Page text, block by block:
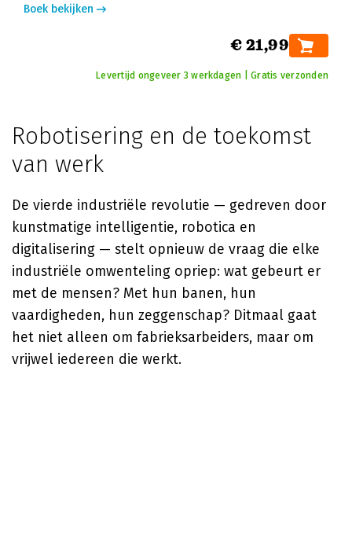
Boek bekijken
€ 21,99
Levertijd ongeveer 3 werkdagen | Gratis verzonden
Robotisering en de toekomst
van werk
De vierde industriële revolutie — gedreven door
kunstmatige intelligentie, robotica en
digitalisering — stelt opnieuw de vraag die elke
industriële omwenteling opriep: wat gebeurt er
met de mensen? Met hun banen, hun
vaardigheden, hun zeggenschap? Ditmaal gaat
het niet alleen om fabrieksarbeiders, maar om
vrijwel iedereen die werkt.